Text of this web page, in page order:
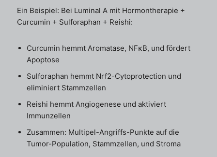
Ein Beispiel: Bei Luminal A mit Hormontherapie +
Curcumin + Sulforaphan + Reishi:
Curcumin hemmt Aromatase, NFκB, und fördert
Apoptose
Sulforaphan hemmt Nrf2-Cytoprotection und
eliminiert Stammzellen
Reishi hemmt Angiogenese und aktiviert
Immunzellen
Zusammen: Multipel-Angriffs-Punkte auf die
Tumor-Population, Stammzellen, und Stroma